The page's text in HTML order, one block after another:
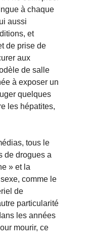
à chaque
aussi
et
de prise de
aux
de salle
à exposer un
quelques
les hépatites,
tous le
de drogues a
» et la
comme le
de
particularité
les années
mourir, ce